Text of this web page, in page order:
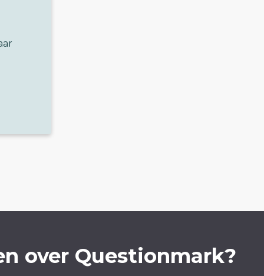
over Questionmark?